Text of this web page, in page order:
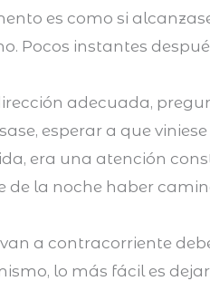
es como si
Pocos instantes
adecuada,
esperar a que
era una atención
de la noche haber
a contracorriente
lo más fácil es